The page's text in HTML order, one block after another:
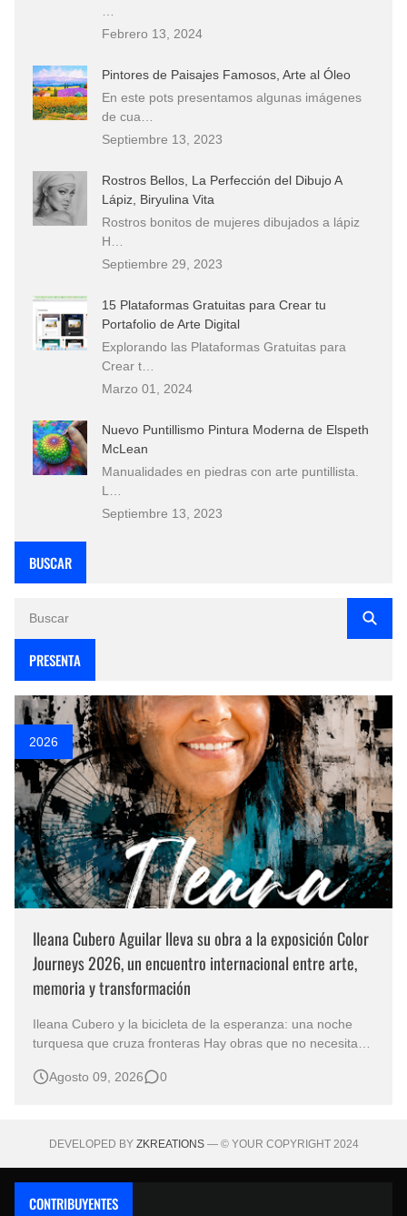
Febrero 13, 2024
Pintores de Paisajes Famosos, Arte al Óleo
En este pots presentamos algunas imágenes
de cua…
Septiembre 13, 2023
Rostros Bellos, La Perfección del Dibujo A
Lápiz, Biryulina Vita
Rostros bonitos de mujeres dibujados a lápiz
H…
Septiembre 29, 2023
15 Plataformas Gratuitas para Crear tu
Portafolio de Arte Digital
Explorando las Plataformas Gratuitas para
Crear t…
Marzo 01, 2024
Nuevo Puntillismo Pintura Moderna de Elspeth
McLean
Manualidades en piedras con arte puntillista.
L…
Septiembre 13, 2023
BUSCAR
PRESENTA
2026
Ileana Cubero Aguilar lleva su obra a la exposición Color
Journeys 2026, un encuentro internacional entre arte,
memoria y transformación
Ileana Cubero y la bicicleta de la esperanza: una noche
turquesa que cruza fronteras Hay obras que no necesitan
mundo reconocible. En Noche turqueza, de la artista
Agosto 09, 2026 0
DEVELOPED BY ZKREATIONS— © YOUR COPYRIGHT 2024
CONTRIBUYENTES